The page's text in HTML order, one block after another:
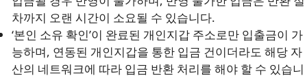
차까지 오랜 시간이 소요될 수 있습니다.
‘본인 소유 확인’이 완료된 개인지갑 주소로만 입출금이 가
능하며, 연동된 개인지갑을 통한 입금 건이더라도 해당 자
산의 네트워크에 따라 입금 반환 처리를 해야 할 수 있습니